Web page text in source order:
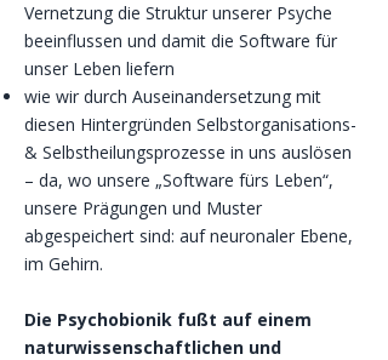
Vernetzung die Struktur unserer Psyche
beeinflussen und damit die Software für
unser Leben liefern
wie wir durch Auseinandersetzung mit
diesen Hintergründen Selbstorganisations-
& Selbstheilungsprozesse in uns auslösen
– da, wo unsere „Software fürs Leben“,
unsere Prägungen und Muster
abgespeichert sind: auf neuronaler Ebene,
im Gehirn.
Die Psychobionik fußt auf einem
naturwissenschaftlichen und